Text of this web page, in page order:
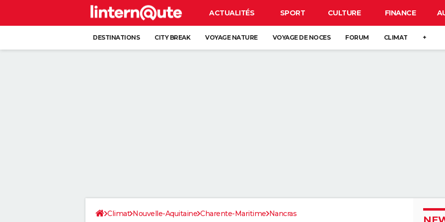
ACTUALITÉS SPORT CULTURE FINANCE
DESTINATIONS CITY BREAK VOYAGE NATURE VOYAGE DE NOCES FORUM CLIMAT +
Climat Nouvelle-Aquitaine Charente-Maritime Nancras